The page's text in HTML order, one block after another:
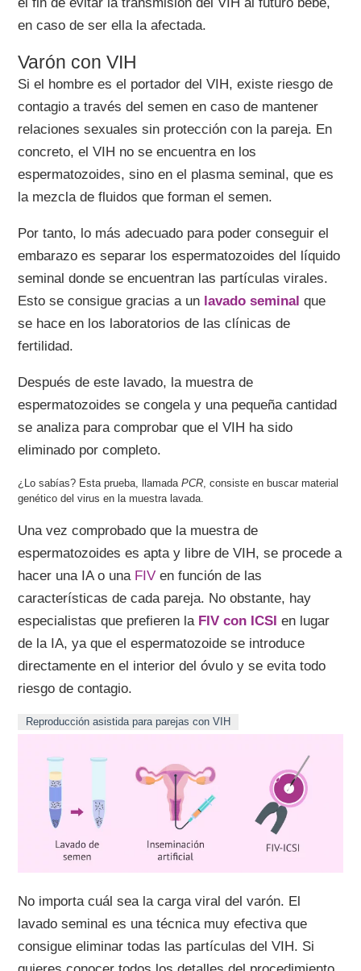
en caso de ser ella la afectada.
Varón con VIH
Si el hombre es el portador del VIH, existe riesgo de
contagio a través del semen en caso de mantener
relaciones sexuales sin protección con la pareja. En
concreto, el VIH no se encuentra en los
espermatozoides, sino en el plasma seminal, que es
la mezcla de fluidos que forman el semen.
Por tanto, lo más adecuado para poder conseguir el
embarazo es separar los espermatozoides del líquido
seminal donde se encuentran las partículas virales.
Esto se consigue gracias a un lavado seminal que
se hace en los laboratorios de las clínicas de
fertilidad.
Después de este lavado, la muestra de
espermatozoides se congela y una pequeña cantidad
se analiza para comprobar que el VIH ha sido
eliminado por completo.
Esta prueba, llamadaPCR, consiste en buscar material
genético del virus en la muestra lavada.
Una vez comprobado que la muestra de
espermatozoides es apta y libre de VIH, se procede a
hacer una IA o una FIV en función de las
características de cada pareja. No obstante, hay
especialistas que prefieren la FIV con ICSI en lugar
de la IA, ya que el espermatozoide se introduce
directamente en el interior del óvulo y se evita todo
riesgo de contagio.
Reproducción asistida para parejas con VIH
No importa cuál sea la carga viral del varón. El
lavado seminal es una técnica muy efectiva que
consigue eliminar todas las partículas del VIH. Si